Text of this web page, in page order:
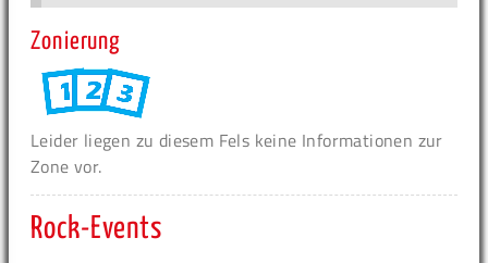
Zonierung
Leider liegen zu diesem Fels keine Informationen zur
Zone vor.
Rock-Events